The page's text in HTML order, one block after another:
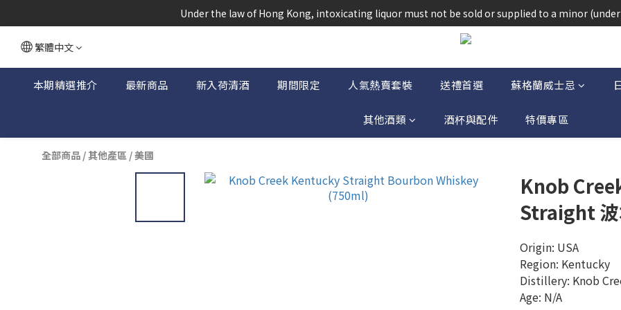
根據香港法律，不得在業務過程中，向未成年人(18歲以下人士)售賣或供應令人醺
Under the law of Hong Kong, intoxicating liquor must not be sold or supplied to a minor
根據香港法律，不得在業務過程中，向未成年人(18歲以下人士)售賣或供應令人醺
繁體中文
本期精選推介 最新商品 新入荷清酒 期間限定 人氣熱賣套裝 送禮首選 蘇格蘭威士忌
其他酒類 酒杯與配件 特價專區
全部商品 /其他產區 /美國
Knob
Straight
Origin: USA
Region: Kentucky
Distillery: Knob
Age: N/A